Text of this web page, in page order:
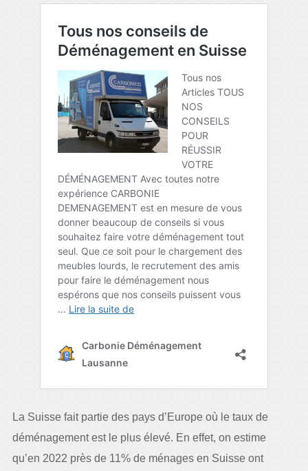
La Suisse fait partie des pays d’Europe où le taux de
déménagement est le plus élevé. En effet, on estime
qu’en 2022 près de 11% de ménages en Suisse ont